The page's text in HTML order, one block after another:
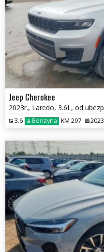
Jeep Cherokee
3.6 Benzyna KM 297 2023